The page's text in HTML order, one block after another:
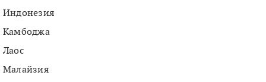
Индонезия
Камбоджа
Лаос
Малайзия